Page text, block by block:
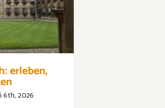
lernen,
erleben,
6th, 2026